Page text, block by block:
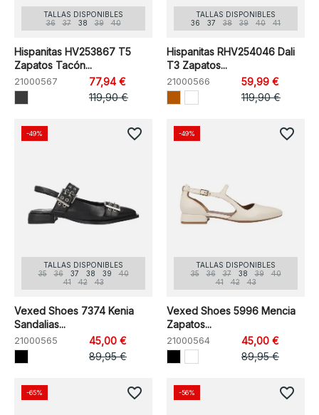
TALLAS DISPONIBLES
36
37 38 39 40
Hispanitas HV253867 T5
Zapatos Tacón...
21000567
77,94 €
119,90 €
TALLAS DISPONIBLES
36
37 38 39 40 41
Hispanitas RHV254046 Dali
T3 Zapatos...
21000566
59,99 €
119,90 €
TALLAS DISPONIBLES
35
36 37 38 39
40
41
42 43
Vexed Shoes 7374 Kenia
Sandalias...
21000565
45,00 €
89,95 €
-49% favorite_border
TALLAS DISPONIBLES
35
36 37 38 39
40
41
42 43
Vexed Shoes 5996 Mencia
Zapatos...
21000564
45,00 €
89,95 €
-49% favorite_border
-65% favorite_border -56% favorite_border